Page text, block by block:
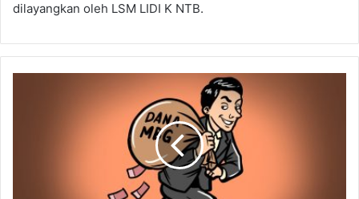
dilayangkan oleh LSM LIDI K NTB.